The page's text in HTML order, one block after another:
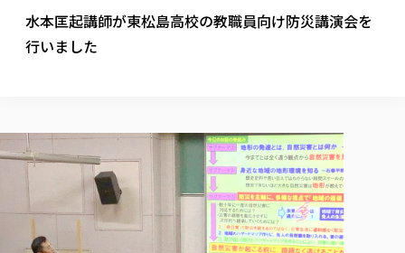
各種方針
学則
校歌の歴史
関連法人
教職員募集
役員・評議員一覧
キャンパス案内
社会連携・研究
カリキュラム編成ガイドライン
研究活動における不正行為の防止等に関する対応
大学広報誌「TFU Newsletter 東北福祉大学通信」
初年次教育（リエゾンゼミⅠ）について
リエゾンゼミ・ナビ（テキスト等）
情報公開
寄附行為
事業計画／財務・事業報告
大学評価
学校教育法施行規則第172条の2に基づく情報公開
福祉行政学科
共生まちづくり学科
教育学部
健康科学部
リハビリテーション学科
医療経営管理学科
情報福祉マネジメント学科
仏教専修科
大学院
デジタルパンフ
就職状況
東北福祉大学のキャリアサポート
進路・就職支援
東北福祉大学のキャリア教育
採用ご担当者様へ
採用ご担当者様へ
センター長の挨拶
在学生の方
在学生の方
課外活動 TOP
文化会・文化系サークル紹介
大学指定団体紹介
国際交流
交換留学生 Exchange students
海外留学・研修
外国人在学生
社会連携・研究 TOP
東北福祉大学の研究活動
東北福祉大学の研究活動
東北福祉大学の紀要・リポジトリ
生涯教育・キャリア教育
生涯教育・キャリア教育TOP
水本匡起講師が東松島高校の教職員向け防災講演会を
行いました